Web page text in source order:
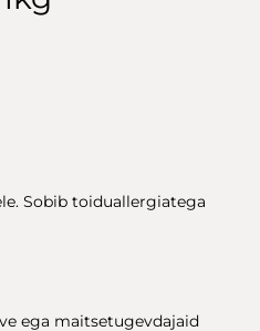
Sobib toiduallergiatega
ega maitsetugevdajaid